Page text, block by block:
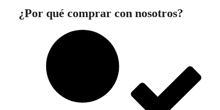
¿Por qué comprar con nosotros?